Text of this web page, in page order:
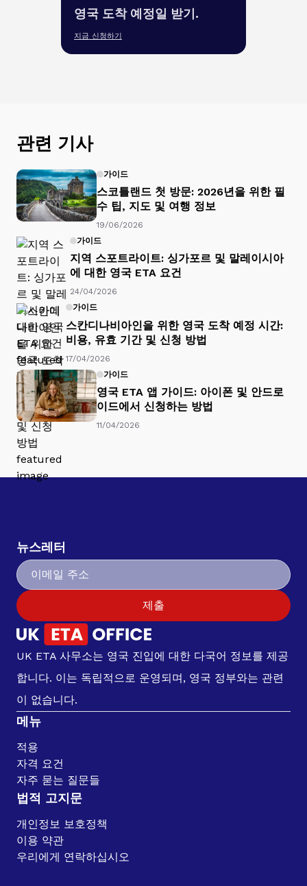
영국 도착 예정일 받기.
지금 신청하기
관련 기사
가이드
스코틀랜드 첫 방문: 2026년을 위한 필
수 팁, 지도 및 여행 정보
19/06/2026
가이드
지역 스포트라이트: 싱가포르 및 말레이시아
에 대한 영국 ETA 요건
24/04/2026
가이드
스칸디나비아인을 위한 영국 도착 예정 시간:
비용, 유효 기간 및 신청 방법
17/04/2026
가이드
영국 ETA 앱 가이드: 아이폰 및 안드로
이드에서 신청하는 방법
11/04/2026
뉴스레터
제출
UK ETA 사무소는 영국 진입에 대한 다국어 정보를 제공
합니다. 이는 독립적으로 운영되며, 영국 정부와는 관련
이 없습니다.
메뉴
적용
자격 요건
자주 묻는 질문들
법적 고지문
개인정보 보호정책
이용 약관
우리에게 연락하십시오